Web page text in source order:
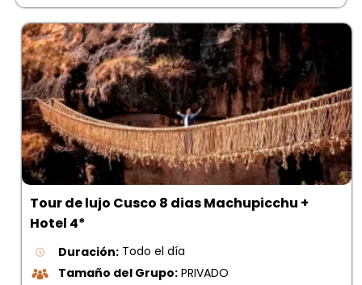
Tour de lujo Cusco 8 dias Machupicchu +
Hotel 4*
Duración: Todo el día
Tamaño del Grupo: PRIVADO